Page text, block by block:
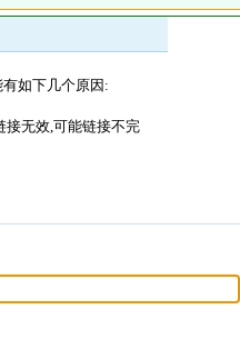
如下几个原因:
接无效,可能链接不完